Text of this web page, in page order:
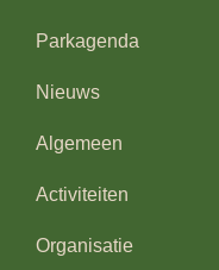
Parkagenda
Nieuws
Algemeen
Activiteiten
Organisatie